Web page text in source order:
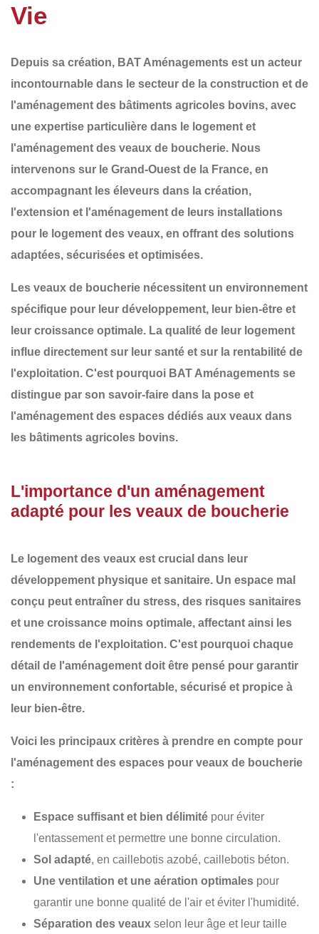
Vie
Depuis sa création, BAT Aménagements est un acteur
incontournable dans le secteur de la construction et de
l'aménagement des bâtiments agricoles bovins, avec
une expertise particulière dans le logement et
l'aménagement des veaux de boucherie. Nous
intervenons sur le Grand-Ouest de la France, en
accompagnant les éleveurs dans la création,
l'extension et l'aménagement de leurs installations
pour le logement des veaux, en offrant des solutions
adaptées, sécurisées et optimisées.
Les veaux de boucherie nécessitent un environnement
spécifique pour leur développement, leur bien-être et
leur croissance optimale. La qualité de leur logement
influe directement sur leur santé et sur la rentabilité de
l'exploitation. C'est pourquoi BAT Aménagements se
distingue par son savoir-faire dans la pose et
l'aménagement des espaces dédiés aux veaux dans
les bâtiments agricoles bovins.
L'importance d'un aménagement
adapté pour les veaux de boucherie
Le logement des veaux est crucial dans leur
développement physique et sanitaire. Un espace mal
conçu peut entraîner du stress, des risques sanitaires
et une croissance moins optimale, affectant ainsi les
rendements de l'exploitation. C'est pourquoi chaque
détail de l'aménagement doit être pensé pour garantir
un environnement confortable, sécurisé et propice à
leur bien-être.
Voici les principaux critères à prendre en compte pour
l'aménagement des espaces pour veaux de boucherie
:
Espace suffisant et bien délimité pour éviter
l'entassement et permettre une bonne circulation.
Sol adapté, en caillebotis azobé, caillebotis béton.
Une ventilation et une aération optimales pour
garantir une bonne qualité de l'air et éviter l'humidité.
Séparation des veaux selon leur âge et leur taille